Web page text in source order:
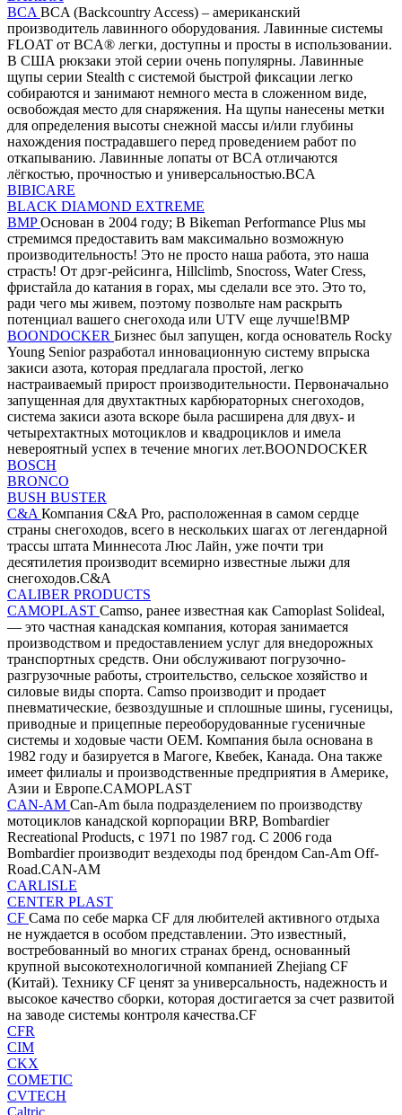
BCA BCA (Backcountry Access) – американский
производитель лавинного оборудования. Лавинные системы
FLOAT от BCA® легки, доступны и просты в использовании.
В США рюкзаки этой серии очень популярны. Лавинные
щупы серии Stealth с системой быстрой фиксации легко
собираются и занимают немного места в сложенном виде,
освобождая место для снаряжения. На щупы нанесены метки
для определения высоты снежной массы и/или глубины
нахождения пострадавшего перед проведением работ по
откапыванию. Лавинные лопаты от BCA отличаются
лёгкостью, прочностью и универсальностью.BCA
BIBICARE
BLACK DIAMOND EXTREME
BMPОснован в 2004 году; В Bikeman Performance Plus мы
стремимся предоставить вам максимально возможную
производительность! Это не просто наша работа, это наша
страсть! От дрэг-рейсинга, Hillclimb, Snocross, Water Cress,
фристайла до катания в горах, мы сделали все это. Это то,
ради чего мы живем, поэтому позвольте нам раскрыть
потенциал вашего снегохода или UTV еще лучше!BMP
BOONDOCKER Бизнес был запущен, когда основатель Rocky
Young Senior разработал инновационную систему впрыска
закиси азота, которая предлагала простой, легко
настраиваемый прирост производительности. Первоначально
запущенная для двухтактных карбюраторных снегоходов,
система закиси азота вскоре была расширена для двух- и
четырехтактных мотоциклов и квадроциклов и имела
невероятный успех в течение многих лет.BOONDOCKER
BOSCH
BRONCO
BUSH BUSTER
C&A Компания C&A Pro, расположенная в самом сердце
страны снегоходов, всего в нескольких шагах от легендарной
трассы штата Миннесота Люс Лайн, уже почти три
десятилетия производит всемирно известные лыжи для
снегоходов.C&A
CALIBER PRODUCTS
CAMOPLAST Camso, ранее известная как Camoplast Solideal,
— это частная канадская компания, которая занимается
производством и предоставлением услуг для внедорожных
транспортных средств. Они обслуживают погрузочно-
разгрузочные работы, строительство, сельское хозяйство и
силовые виды спорта. Camso производит и продает
пневматические, безвоздушные и сплошные шины, гусеницы,
приводные и прицепные переоборудованные гусеничные
системы и ходовые части OEM. Компания была основана в
1982 году и базируется в Магоге, Квебек, Канада. Она также
имеет филиалы и производственные предприятия в Америке,
Азии и Европе.CAMOPLAST
CAN-AM Can-Am была подразделением по производству
мотоциклов канадской корпорации BRP, Bombardier
Recreational Products, с 1971 по 1987 год. С 2006 года
Bombardier производит вездеходы под брендом Can-Am Off-
Road.CAN-AM
CARLISLE
CENTER PLAST
CF Сама по себе марка CF для любителей активного отдыха
не нуждается в особом представлении. Это известный,
востребованный во многих странах бренд, основанный
крупной высокотехнологичной компанией Zhejiang CF
(Китай). Технику CF ценят за универсальность, надежность и
высокое качество сборки, которая достигается за счет развитой
на заводе системы контроля качества.CF
CFR
CIM
CKX
COMETIC
CVTECH
Caltric